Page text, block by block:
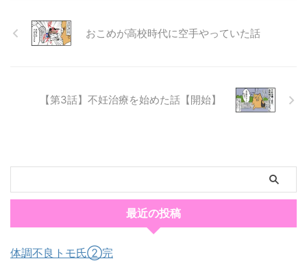
おこめが高校時代に空手やっていた話
【第3話】不妊治療を始めた話【開始】
最近の投稿
体調不良トモ氏②完